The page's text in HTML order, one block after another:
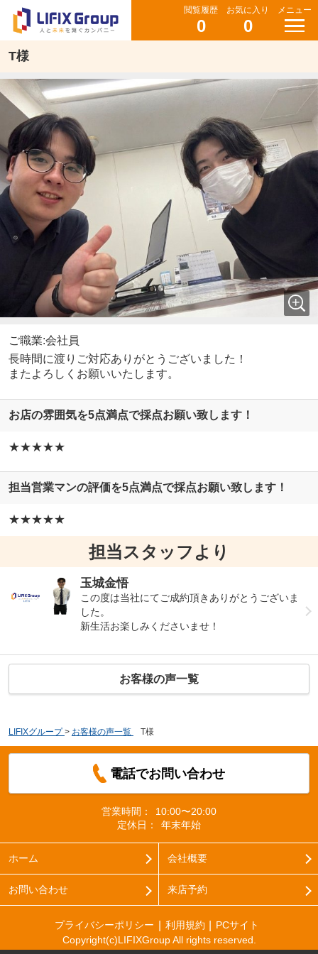
閲覧履歴
0
お気に入り
0
メニュー
T様
ご職業:会社員
長時間に渡りご対応ありがとうございました！
またよろしくお願いいたします。
お店の雰囲気を5点満点で採点お願い致します！
★★★★★
担当営業マンの評価を5点満点で採点お願い致します！
★★★★★
担当スタッフより
玉城金悟
この度は当社にてご成約頂きありがとうございま
した。
新生活お楽しみくださいませ！
お客様の声一覧
LIFIXグループ > お客様の声一覧 T様
電話でお問い合わせ
営業時間：
10:00〜20:00
定休日：
年末年始
ホーム 会社概要
お問い合わせ 来店予約
プライバシーポリシー 利用規約
PCサイト
Copyright(c)LIFIXGroup All rights reserved.